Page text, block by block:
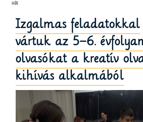
Izgalmas feladatokkal
vártuk az 5–6.
olvasókat a kreatív
kihívás alkalmából